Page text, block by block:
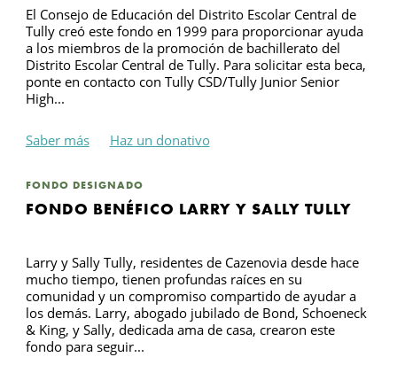
El Consejo de Educación del Distrito Escolar Central de
Tully creó este fondo en 1999 para proporcionar ayuda
a los miembros de la promoción de bachillerato del
Distrito Escolar Central de Tully. Para solicitar esta beca,
ponte en contacto con Tully CSD/Tully Junior Senior
High...
Saber más Haz un donativo
FONDO DESIGNADO
FONDO BENÉFICO LARRY Y SALLY TULLY
Larry y Sally Tully, residentes de Cazenovia desde hace
mucho tiempo, tienen profundas raíces en su
comunidad y un compromiso compartido de ayudar a
los demás. Larry, abogado jubilado de Bond, Schoeneck
& King, y Sally, dedicada ama de casa, crearon este
fondo para seguir...